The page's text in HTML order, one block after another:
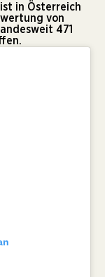
in Österreich
von
471